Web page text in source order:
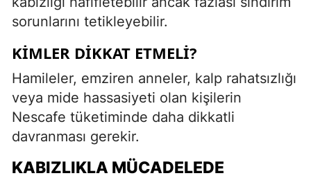
sorunlarını tetikleyebilir.
KIMLER DIKKAT ETMELI?
Hamileler, emziren anneler, kalp rahatsızlığı
veya mide hassasiyeti olan kişilerin
Nescafe tüketiminde daha dikkatli
davranması gerekir.
KABIZLIKLA MÜCADELEDE